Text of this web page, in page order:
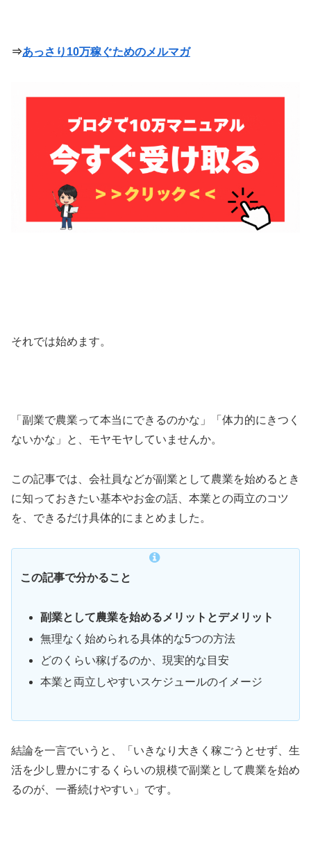
⇒あっさり10万稼ぐためのメルマガ
それでは始めます。
「副業で農業って本当にできるのかな」「体力的にきつく
ないかな」と、モヤモヤしていませんか。
この記事では、会社員などが副業として農業を始めるとき
に知っておきたい基本やお金の話、本業との両立のコツ
を、できるだけ具体的にまとめました。
この記事で分かること
副業として農業を始めるメリットとデメリット
無理なく始められる具体的な5つの方法
どのくらい稼げるのか、現実的な目安
本業と両立しやすいスケジュールのイメージ
結論を一言でいうと、「いきなり大きく稼ごうとせず、生
活を少し豊かにするくらいの規模で副業として農業を始め
るのが、一番続けやすい」です。